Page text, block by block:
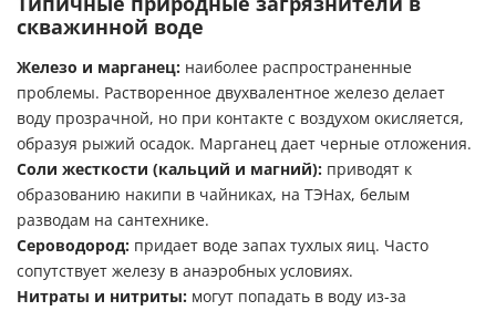
скважинной воде
Железо и марганец: наиболее распространенные
проблемы. Растворенное двухвалентное железо делает
воду прозрачной, но при контакте с воздухом окисляется,
образуя рыжий осадок. Марганец дает черные отложения.
Соли жесткости (кальций и магний): приводят к
образованию накипи в чайниках, на ТЭНах, белым
разводам на сантехнике.
Сероводород: придает воде запах тухлых яиц. Часто
сопутствует железу в анаэробных условиях.
Нитраты и нитриты: могут попадать в воду из-за